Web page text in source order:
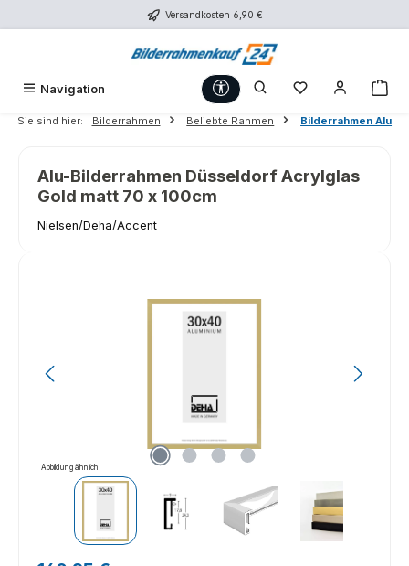
Zum Hauptinhalt springen Versandkosten 6,90 €
Navigation Werkzeugleiste anzeigen
Du hast 0
Sie sind hier: Bilderrahmen Beliebte Rahmen Bilderrahmen Alu
Alu-Bilderrahmen Düsseldorf Acrylglas
Gold matt 70 x 100cm
Nielsen/Deha/Accent
Abbildung ähnlich